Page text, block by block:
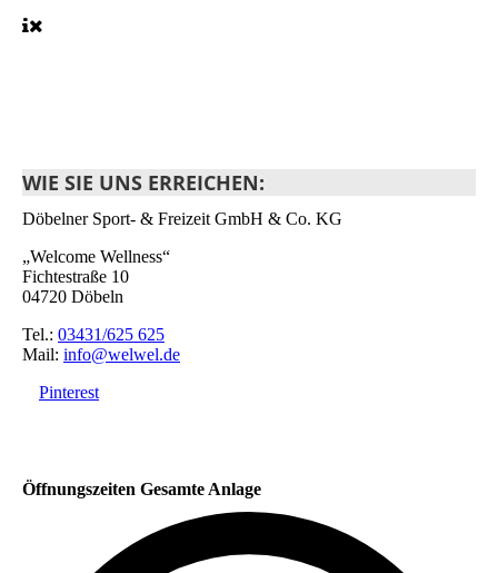
WIE SIE UNS ERREICHEN:
Döbelner Sport- & Freizeit GmbH & Co. KG
„Welcome Wellness“
Fichtestraße 10
04720 Döbeln
Tel.: 03431/625 625
Mail: info@welwel.de
Pinterest
Öffnungszeiten Gesamte Anlage